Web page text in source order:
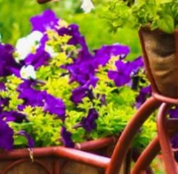
ЗАПИСЬ РАЗМЕЩЕНА В
ЛИЧНЫЙ ОПЫТ ЧИТАТЕЛЕЙ
9комментариев
23спасибо за запись
5в избранном